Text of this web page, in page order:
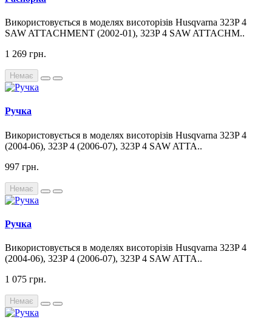
Використовується в моделях висоторізів Husqvarna 323P 4
SAW ATTACHMENT (2002-01), 323P 4 SAW ATTACHM..
1 269 грн.
Немає
Ручка
Використовується в моделях висоторізів Husqvarna 323P 4
(2004-06), 323P 4 (2006-07), 323P 4 SAW ATTA..
997 грн.
Немає
Ручка
Використовується в моделях висоторізів Husqvarna 323P 4
(2004-06), 323P 4 (2006-07), 323P 4 SAW ATTA..
1 075 грн.
Немає